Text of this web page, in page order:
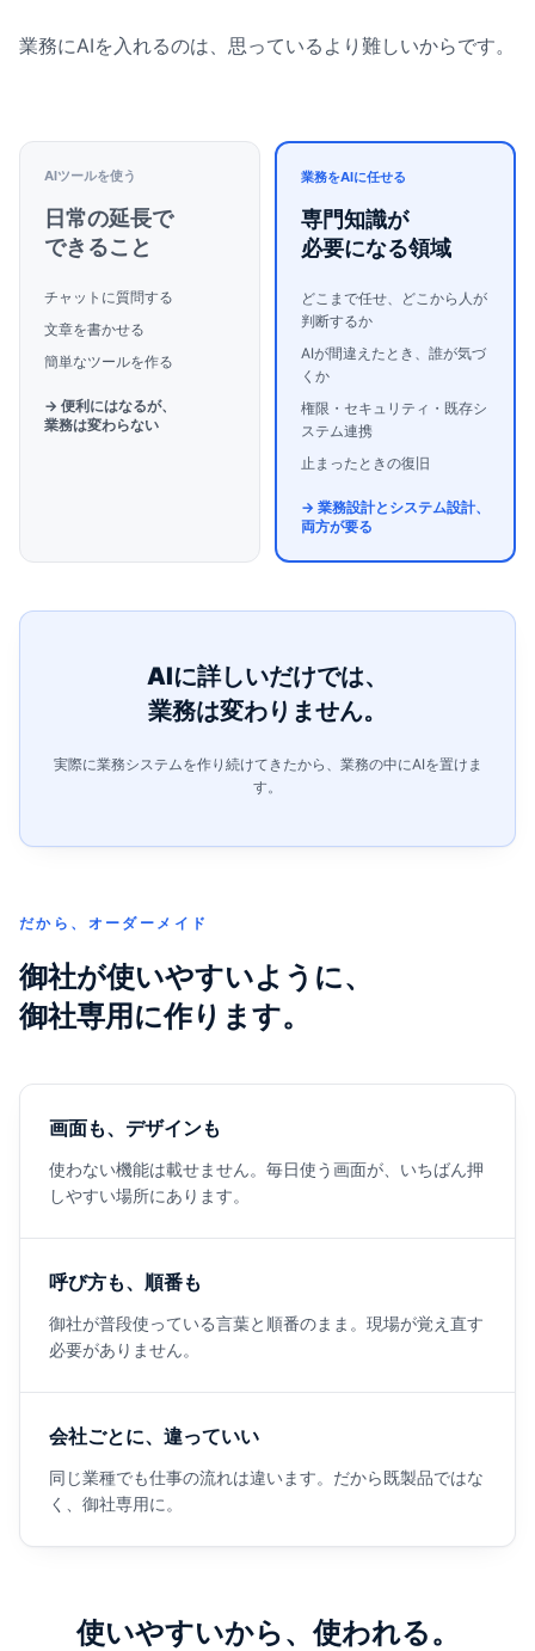
業務にAIを入れるのは、思っているより難しいからです。
AIツールを使う
日常の延長で
できること
チャットに質問する
文章を書かせる
簡単なツールを作る
→ 便利にはなるが、
業務は変わらない
業務をAIに任せる
専門知識が
必要になる領域
どこまで任せ、どこから人が
判断するか
AIが間違えたとき、誰が気づ
くか
権限・セキュリティ・既存シ
ステム連携
止まったときの復旧
→ 業務設計とシステム設計、
両方が要る
AIに詳しいだけでは、
業務は変わりません。
実際に業務システムを作り続けてきたから、業務の中にAIを置けま
す。
だから、オーダーメイド
御社が使いやすいように、
御社専用に作ります。
画面も、デザインも
使わない機能は載せません。毎日使う画面が、いちばん押
しやすい場所にあります。
呼び方も、順番も
御社が普段使っている言葉と順番のまま。現場が覚え直す
必要がありません。
会社ごとに、違っていい
同じ業種でも仕事の流れは違います。だから既製品ではな
く、御社専用に。
使いやすいから、使われる。